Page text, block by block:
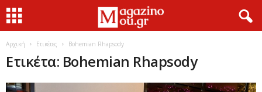
Αρχική Ετικέτες Bohemian Rhapsody
Ετικέτα: Bohemian Rhapsody